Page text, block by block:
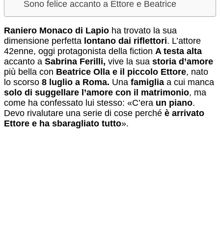
Sono felice accanto a Ettore e Beatrice
Raniero Monaco di Lapio ha trovato la sua
dimensione perfetta lontano dai riflettori. L’attore
42enne, oggi protagonista della fiction A testa alta
accanto a Sabrina Ferilli, vive la sua storia d’amore
più bella con Beatrice Olla e il piccolo Ettore, nato
lo scorso 8 luglio a Roma. Una famiglia a cui manca
solo di suggellare l’amore con il matrimonio, ma
come ha confessato lui stesso: «C’era un piano.
Devo rivalutare una serie di cose perché è arrivato
Ettore e ha sbaragliato tutto».